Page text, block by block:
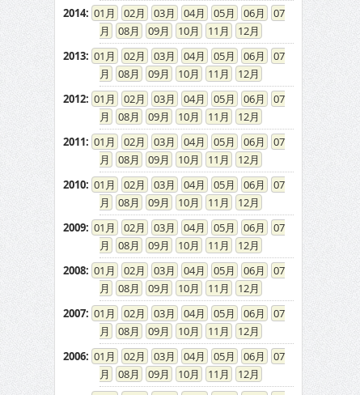
2014: 01 02 03 04 05 06
07
08
09 10 11
12
2013: 01 02 03 04 05 06
07
08
09 10 11
12
2012: 01 02 03 04 05 06
07
08
09 10 11
12
2011: 01 02 03 04 05 06
07
08
09 10 11
12
2010: 01 02 03 04 05 06
07
08
09 10 11
12
2009: 01 02 03 04 05 06
07
08
09 10 11
12
2008: 01 02 03 04 05 06
07
08
09 10 11
12
2007: 01 02 03 04 05 06
07
08
09 10 11
12
2006: 01 02 03 04 05 06
07
08
09 10 11
12